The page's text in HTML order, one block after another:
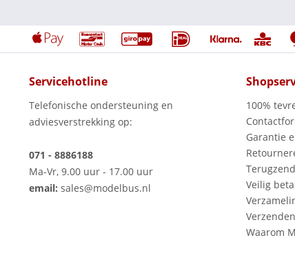
Servicehotline
Telefonische ondersteuning en
adviesverstrekking op:
071 - 8886188
Ma-Vr, 9.00 uur - 17.00 uur
email: sales@modelbus.nl
100%
Garantie
Veilig
Waarom